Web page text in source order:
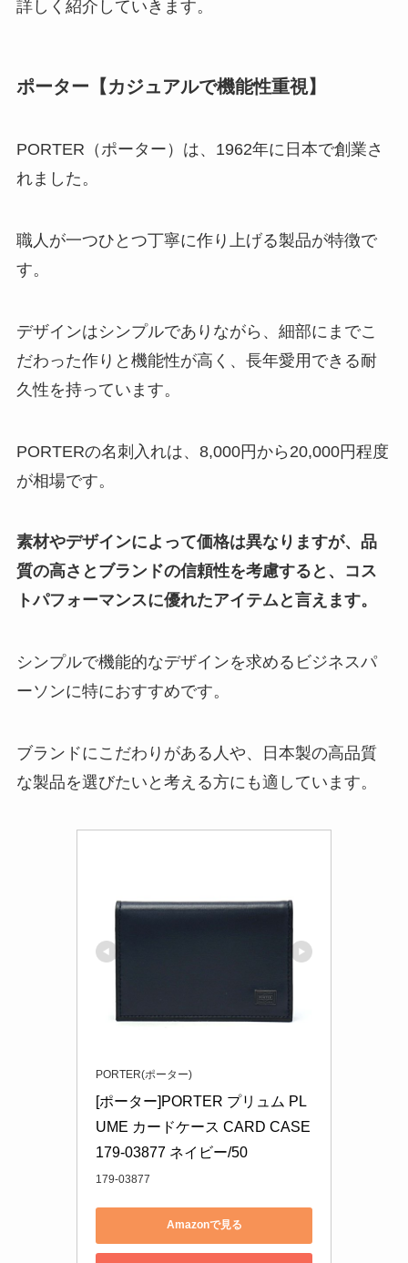
詳しく紹介していきます。
ポーター【カジュアルで機能性重視】
PORTER（ポーター）は、1962年に日本で創業さ
れました。
職人が一つひとつ丁寧に作り上げる製品が特徴で
す。
デザインはシンプルでありながら、細部にまでこ
だわった作りと機能性が高く、長年愛用できる耐
久性を持っています。
PORTERの名刺入れは、8,000円から20,000円程度
が相場です。
素材やデザインによって価格は異なりますが、品
質の高さとブランドの信頼性を考慮すると、コス
トパフォーマンスに優れたアイテムと言えます。
シンプルで機能的なデザインを求めるビジネスパ
ーソンに特におすすめです。
ブランドにこだわりがある人や、日本製の高品質
な製品を選びたいと考える方にも適しています。
PORTER(ポーター)
[ポーター]PORTER プリュム PL
UME カードケース CARD CASE
179-03877 ネイビー/50
179-03877
Amazonで見る